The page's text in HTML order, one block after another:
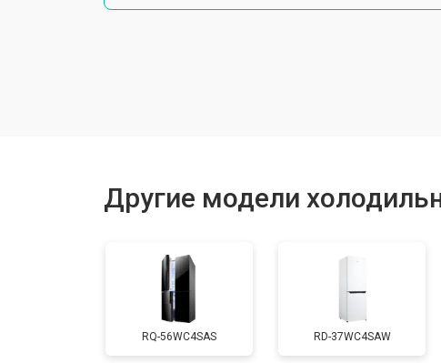
Замена таймера
Замена платы управления (мат.платы,
Другие модели
RQ-56WC4SAS RD-37WC4SAW